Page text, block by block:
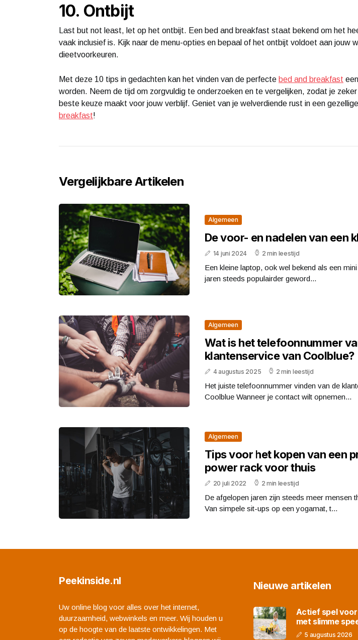
10. Ontbijt
Last but not least, let op het ontbijt. Een bed and breakfast staat bekend om het
vaak inclusief is. Kijk naar de menu-opties en bepaal of het ontbijt voldoet aan jouw
dieetvoorkeuren.
Met deze 10 tips in gedachten kan het vinden van de perfecte bed and breakfast
worden. Neem de tijd om zorgvuldig te onderzoeken en te vergelijken, zodat je
beste keuze maakt voor jouw verblijf. Geniet van je welverdiende rust in een gezellige
breakfast!
Vergelijkbare Artikelen
Algemeen
De voor- en nadelen van een
14 juni 2024 2 min leestijd
Een kleine laptop, ook wel bekend als een
jaren steeds populairder geword...
Algemeen
Wat is het telefoonnummer
klantenservice van Coolblue?
4 augustus 2025 2 min leestijd
Het juiste telefoonnummer vinden van de
Coolblue Wanneer je contact wilt opnemen...
Algemeen
Tips voor het kopen van een
power rack voor thuis
20 juli 2022 2 min leestijd
De afgelopen jaren zijn steeds meer mensen
Van simpele sit-ups op een yogamat, t...
Peekinside.nl
Uw online blog voor alles over het internet,
duurzaamheid, webwinkels en meer. Wij houden u
op de hoogte van de laatste ontwikkelingen. Met
Nieuwe artikelen
Actief spel
met slimme
5 augustus 2026